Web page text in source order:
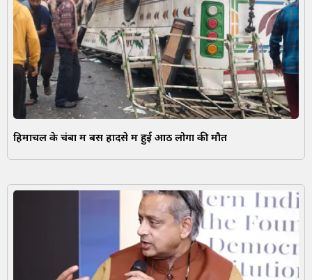
हिमाचल के चंबा में बस हादसे में हुई आठ लोगों की मौत